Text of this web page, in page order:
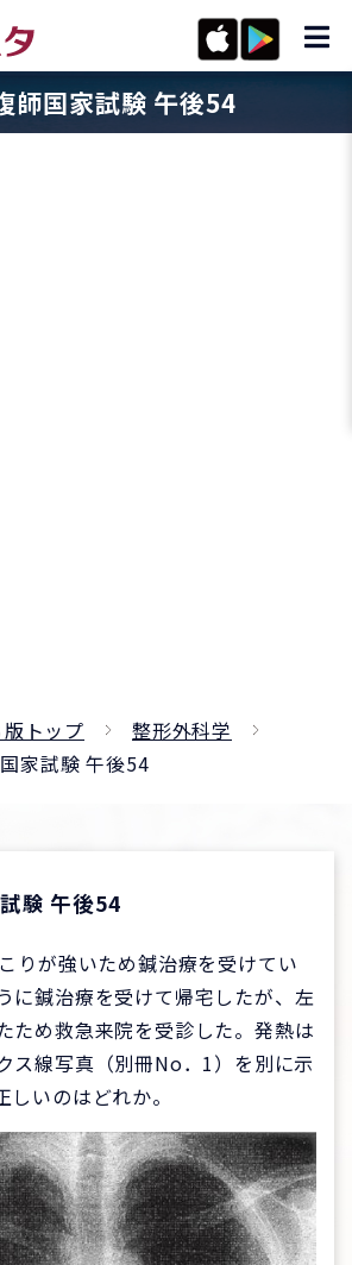
師国家試験 午後54
トップ
整形外科学
家試験 午後54
験 午後54
りが強いため鍼治療を受けてい
に鍼治療を受けて帰宅したが、左
ため救急来院を受診した。発熱は
ス線写真（別冊No．1）を別に示
いのはどれか。